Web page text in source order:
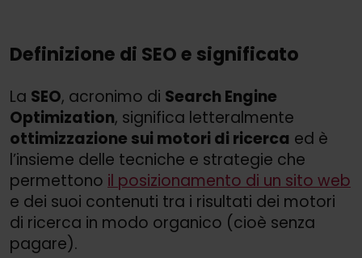
Definizione di SEO e significato
La SEO, acronimo di Search Engine
Optimization, significa letteralmente
ottimizzazione sui motori di ricerca ed è
l’insieme delle tecniche e strategie che
permettono il posizionamento di un sito web
e dei suoi contenuti tra i risultati dei motori
di ricerca in modo organico (cioè senza
pagare).